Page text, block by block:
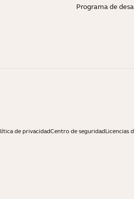
Programa de
de privacidadCentro de seguridadLicencias